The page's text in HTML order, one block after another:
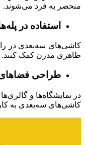
منحصر به فرد می‌شوند.
استفاده در
کاشی‌های سه‌بعدی در
ظاهری مدرن کمک کنند.
طراحی
در نمایشگاه‌ها و
کاشی‌های سه‌بعدی به